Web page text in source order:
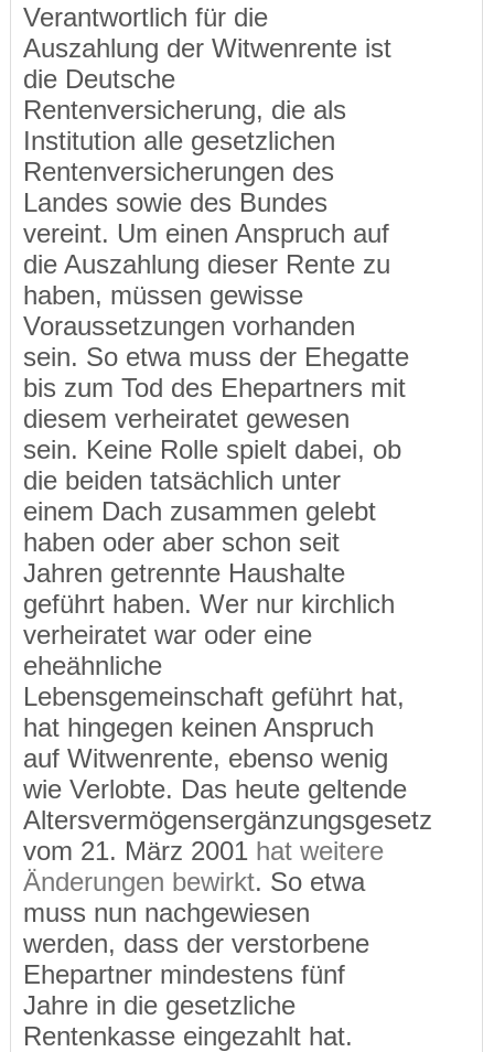
Verantwortlich für die
Auszahlung der Witwenrente ist
die Deutsche
Rentenversicherung, die als
Institution alle gesetzlichen
Rentenversicherungen des
Landes sowie des Bundes
vereint. Um einen Anspruch auf
die Auszahlung dieser Rente zu
haben, müssen gewisse
Voraussetzungen vorhanden
sein. So etwa muss der Ehegatte
bis zum Tod des Ehepartners mit
diesem verheiratet gewesen
sein. Keine Rolle spielt dabei, ob
die beiden tatsächlich unter
einem Dach zusammen gelebt
haben oder aber schon seit
Jahren getrennte Haushalte
geführt haben. Wer nur kirchlich
verheiratet war oder eine
eheähnliche
Lebensgemeinschaft geführt hat,
hat hingegen keinen Anspruch
auf Witwenrente, ebenso wenig
wie Verlobte. Das heute geltende
Altersvermögensergänzungsgesetz
vom 21. März 2001 hat weitere
Änderungen bewirkt. So etwa
muss nun nachgewiesen
werden, dass der verstorbene
Ehepartner mindestens fünf
Jahre in die gesetzliche
Rentenkasse eingezahlt hat.